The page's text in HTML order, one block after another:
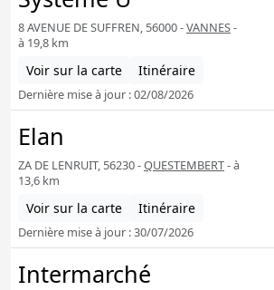
8 AVENUE DE SUFFREN, 56000 -VANNES-
à 19,8 km
Voir sur la carte Itinéraire
Dernière mise à jour : 02/08/2026
Elan
ZA DE LENRUIT, 56230 -QUESTEMBERT- à
13,6 km
Voir sur la carte Itinéraire
Dernière mise à jour : 30/07/2026
Intermarché